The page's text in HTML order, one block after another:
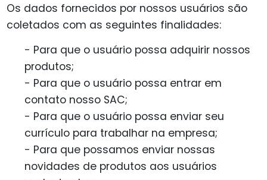
Os dados fornecidos por nossos usuários são
coletados com as seguintes finalidades:
- Para que o usuário possa adquirir nossos
produtos;
- Para que o usuário possa entrar em
contato nosso SAC;
- Para que o usuário possa enviar seu
currículo para trabalhar na empresa;
- Para que possamos enviar nossas
novidades de produtos aos usuários